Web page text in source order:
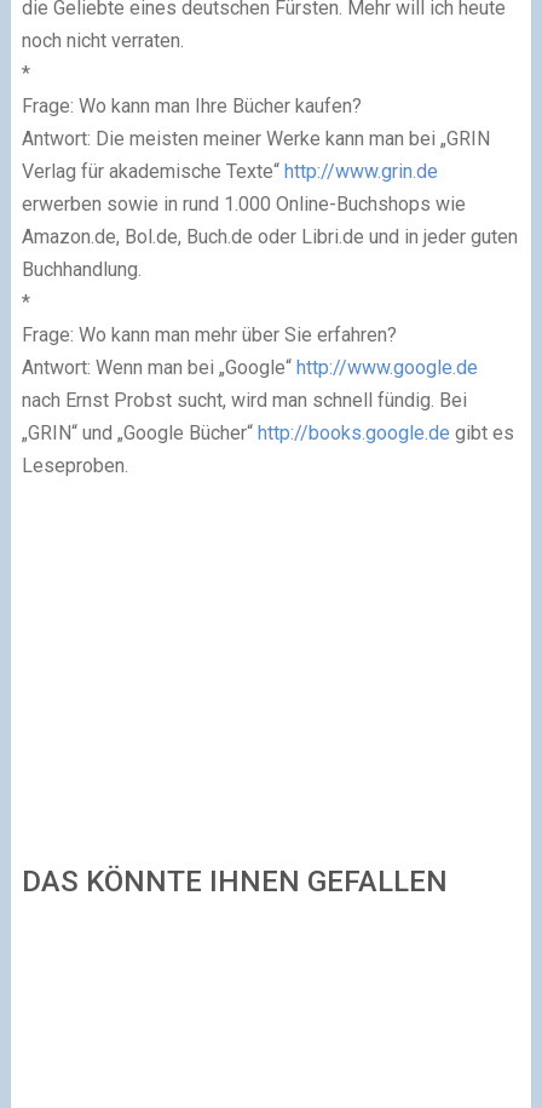
die Geliebte eines deutschen Fürsten. Mehr will ich heute
noch nicht verraten.
*
Frage: Wo kann man Ihre Bücher kaufen?
Antwort: Die meisten meiner Werke kann man bei „GRIN
Verlag für akademische Texte“ http://www.grin.de
erwerben sowie in rund 1.000 Online-Buchshops wie
Amazon.de, Bol.de, Buch.de oder Libri.de und in jeder guten
Buchhandlung.
*
Frage: Wo kann man mehr über Sie erfahren?
Antwort: Wenn man bei „Google“ http://www.google.de
nach Ernst Probst sucht, wird man schnell fündig. Bei
„GRIN“ und „Google Bücher“ http://books.google.de gibt es
Leseproben.
DAS KÖNNTE IHNEN GEFALLEN